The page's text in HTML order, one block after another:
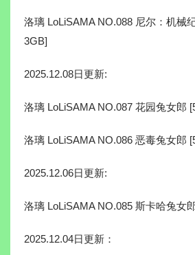
洛璃 LoLiSAMA NO.088 尼尔：机械
3GB]
2025.12.08日更新:
洛璃 LoLiSAMA NO.087 花园兔女郎
洛璃 LoLiSAMA NO.086 恶毒兔女郎
2025.12.06日更新:
洛璃 LoLiSAMA NO.085 斯卡哈兔女
2025.12.04日更新：